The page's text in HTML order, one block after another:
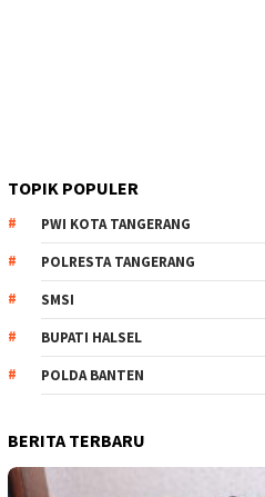
TOPIK POPULER
PWI KOTA TANGERANG
POLRESTA TANGERANG
SMSI
BUPATI HALSEL
POLDA BANTEN
BERITA TERBARU